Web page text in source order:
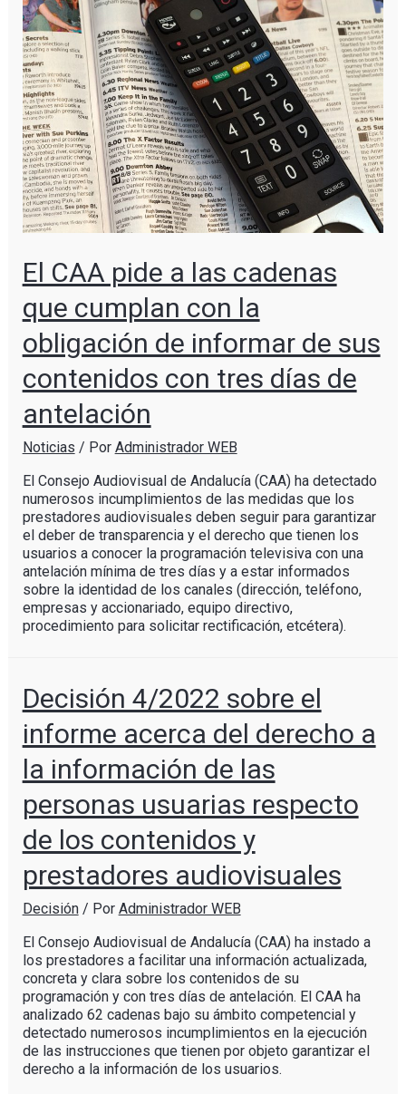
El CAA pide a las cadenas
que cumplan con la
obligación de informar de sus
contenidos con tres días de
antelación
Noticias / Por Administrador WEB
El Consejo Audiovisual de Andalucía (CAA) ha detectado
numerosos incumplimientos de las medidas que los
prestadores audiovisuales deben seguir para garantizar
el deber de transparencia y el derecho que tienen los
usuarios a conocer la programación televisiva con una
antelación mínima de tres días y a estar informados
sobre la identidad de los canales (dirección, teléfono,
empresas y accionariado, equipo directivo,
procedimiento para solicitar rectificación, etcétera).
Decisión 4/2022 sobre el
informe acerca del derecho a
la información de las
personas usuarias respecto
de los contenidos y
prestadores audiovisuales
Decisión/ Por Administrador WEB
El Consejo Audiovisual de Andalucía (CAA) ha instado a
los prestadores a facilitar una información actualizada,
concreta y clara sobre los contenidos de su
programación y con tres días de antelación. El CAA ha
analizado 62 cadenas bajo su ámbito competencial y
detectado numerosos incumplimientos en la ejecución
de las instrucciones que tienen por objeto garantizar el
derecho a la información de los usuarios.